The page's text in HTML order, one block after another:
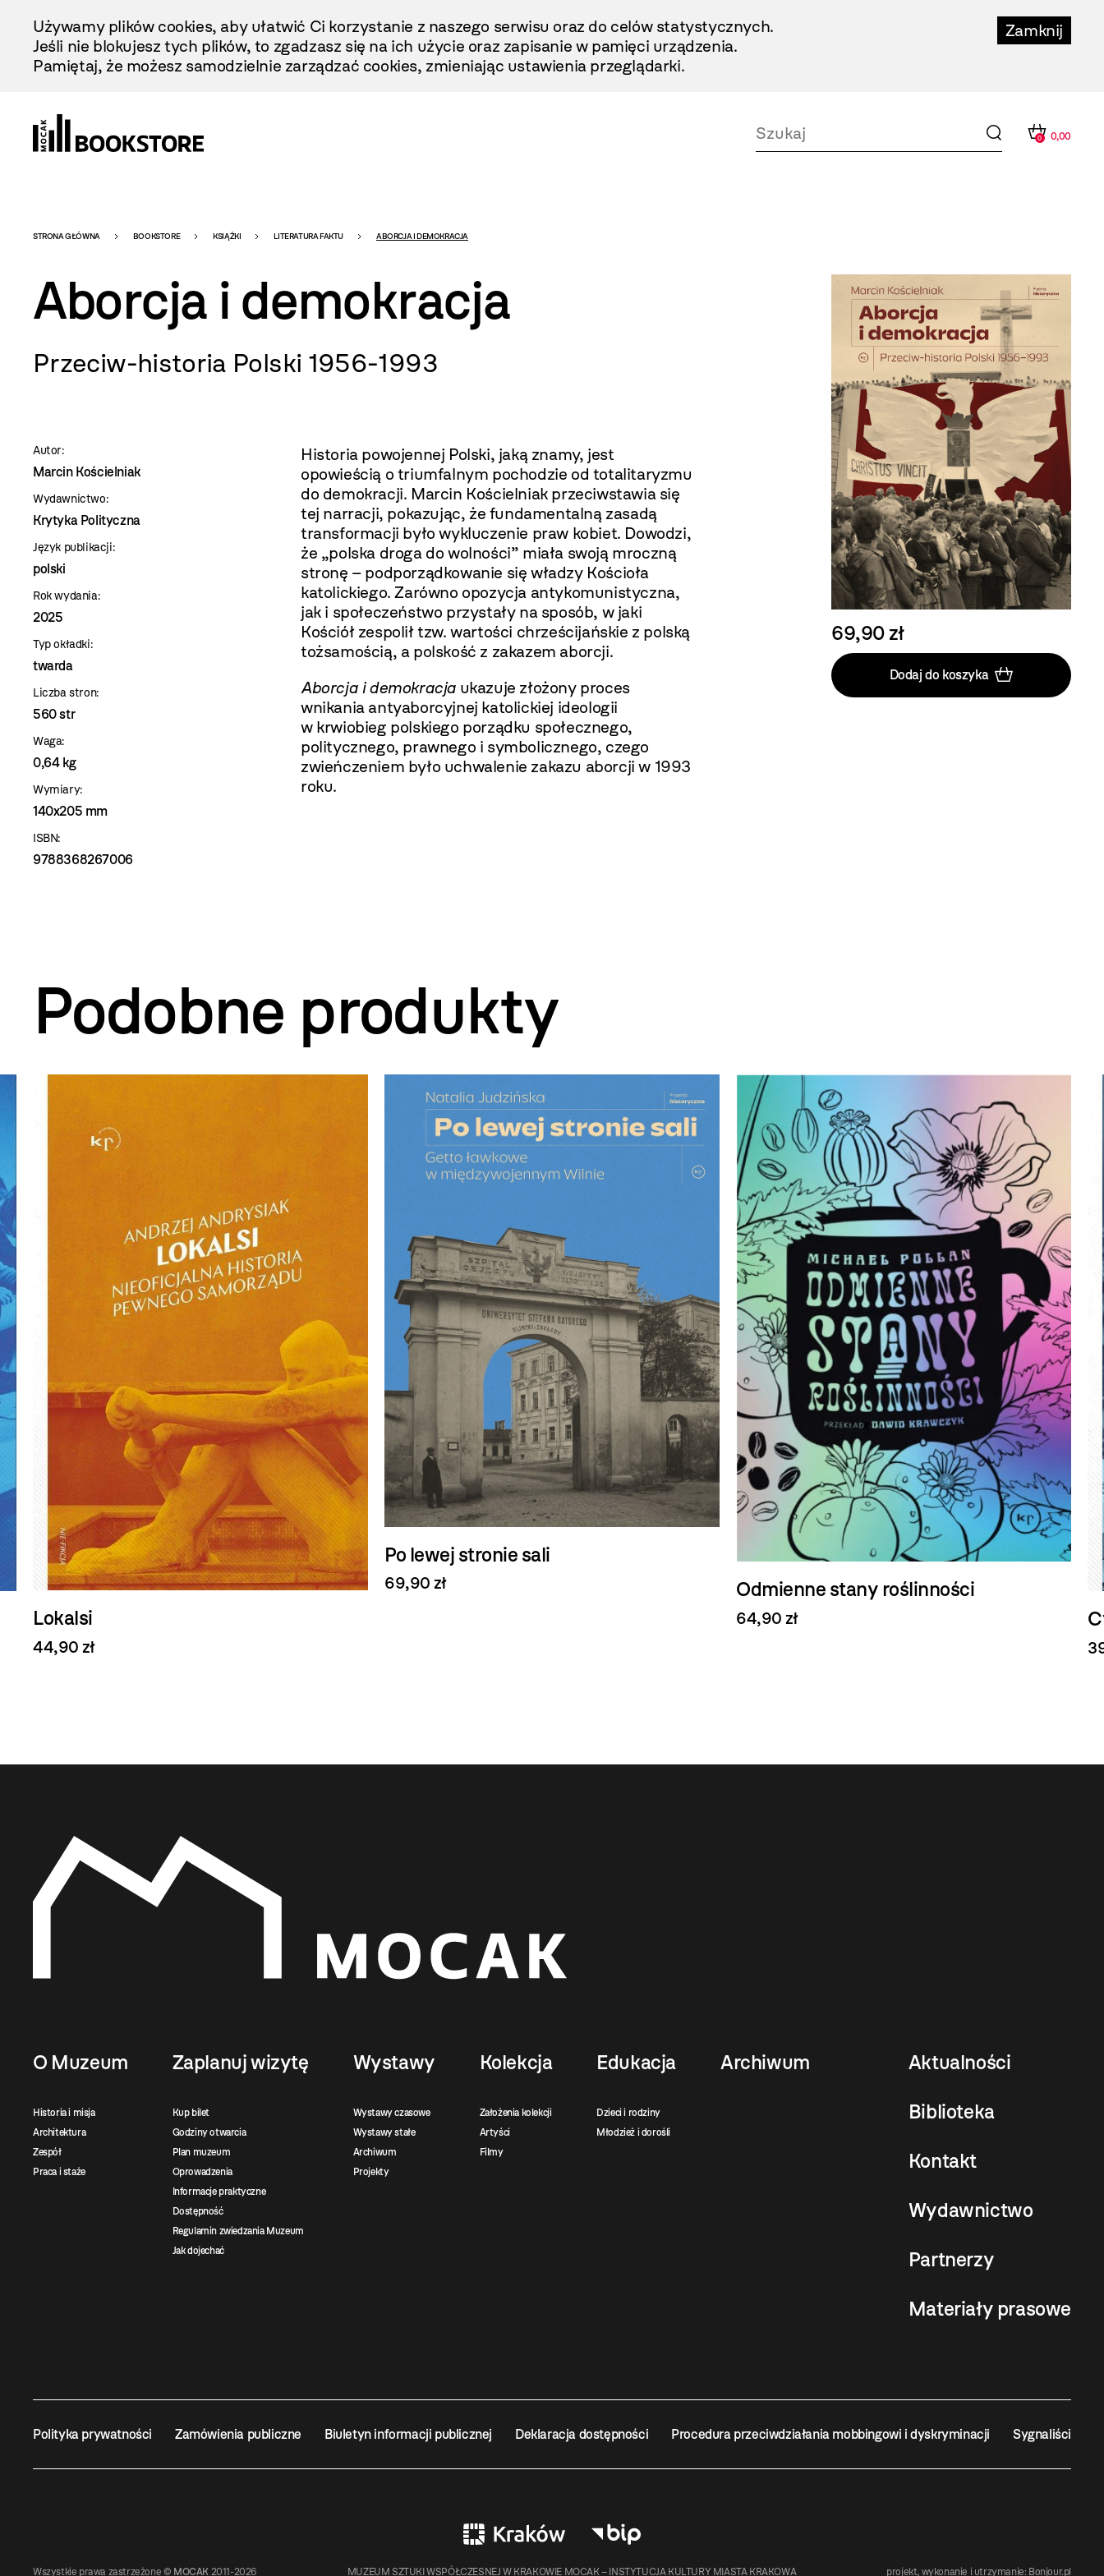
Treści
Zamknij
Używamy plików cookies, aby ułatwić Ci korzystanie z naszego serwisu oraz do celów statystycznych.
Jeśli nie blokujesz tych plików, to zgadzasz się na ich użycie oraz zapisanie w pamięci urządzenia.
Pamiętaj, że możesz samodzielnie zarządzać cookies, zmieniając ustawienia przeglądarki.
0 0,00
Bookstore
-
szablon
szczegóły
STRONA GŁÓWNA BOOKSTORE KSIĄŻKI LITERATURA FAKTU ABORCJA I DEMOKRACJA
Aborcja i demokracja
Przeciw-historia Polski 1956-1993
Autor:
Marcin Kościelniak
Wydawnictwo:
Krytyka Polityczna
Język publikacji:
polski
Rok wydania:
2025
Typ okładki:
twarda
Liczba stron:
560 str
Waga:
0,64 kg
Wymiary:
140x205 mm
ISBN:
9788368267006
Historia powojennej Polski, jaką znamy, jest
opowieścią o triumfalnym pochodzie od totalitaryzmu
do demokracji. Marcin Kościelniak przeciwstawia się
tej narracji, pokazując, że fundamentalną zasadą
transformacji było wykluczenie praw kobiet. Dowodzi,
że „polska droga do wolności” miała swoją mroczną
stronę – podporządkowanie się władzy Kościoła
katolickiego. Zarówno opozycja antykomunistyczna,
jak i społeczeństwo przystały na sposób, w jaki
Kościół zespolił tzw. wartości chrześcijańskie z polską
tożsamością, a polskość z zakazem aborcji.
Aborcja i demokracja ukazuje złożony proces
wnikania antyaborcyjnej katolickiej ideologii
w krwiobieg polskiego porządku społecznego,
politycznego, prawnego i symbolicznego, czego
zwieńczeniem było uchwalenie zakazu aborcji w 1993
roku.
69,90 zł
Dodaj do koszyka
Podobne produkty
Lokalsi
44,90 zł
Po lewej stronie sali
69,90 zł Odmienne stany roślinności
64,90 zł
O Muzeum
Historia i misja
Architektura
Zespół
Praca i staże
Zaplanuj wizytę
Kup bilet
Godziny otwarcia
Plan muzeum
Oprowadzenia
Informacje praktyczne
Dostępność
Regulamin zwiedzania Muzeum
Jak dojechać
Wystawy
Wystawy czasowe
Wystawy stałe
Archiwum
Projekty
Kolekcja
Założenia kolekcji
Artyści
Filmy
Edukacja
Dzieci i rodziny
Młodzież i dorośli
Archiwum Aktualności
Biblioteka
Kontakt
Wydawnictwo
Partnerzy
Materiały prasowe
Polityka prywatności Zamówienia publiczne Biuletyn informacji publicznej Deklaracja dostępności Procedura przeciwdziałania mobbingowi i dyskryminacji Sygnaliści
Wszystkie prawa zastrzeżone © MOCAK 2011-2026 MUZEUM SZTUKI WSPÓŁCZESNEJ W KRAKOWIE MOCAK – INSTYTUCJA KULTURY MIASTA KRAKOWA projekt, wykonanie i utrzymanie: Bonjour.pl